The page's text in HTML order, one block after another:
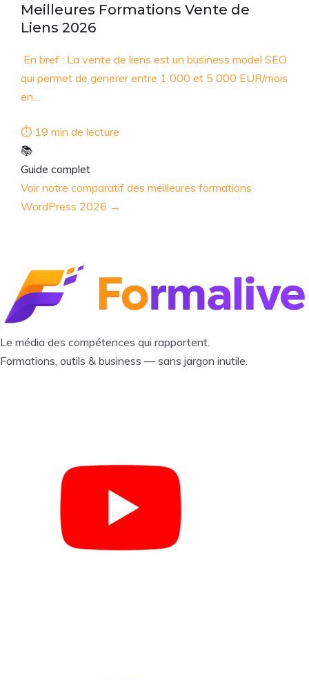
Meilleures Formations Vente de
Liens 2026
En bref : La vente de liens est un business model SEO
qui permet de generer entre 1 000 et 5 000 EUR/mois
en…
⏱ 19 min de lecture
📚
Guide complet
Voir notre comparatif des meilleures formations
WordPress 2026 →
Le média des compétences qui rapportent.
Formations, outils & business — sans jargon inutile.